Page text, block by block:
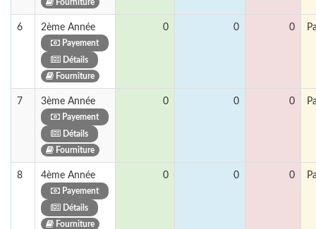
Fourniture
6 2ème Année
Payement
Détails
Fourniture
0 0 0
7 3ème Année
Payement
Détails
Fourniture
0 0 0
8 4ème Année
Payement
Détails
Fourniture
0 0 0